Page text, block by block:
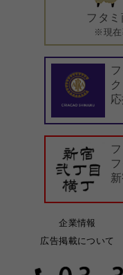
フタ
※現在
企業情報
広告掲載について